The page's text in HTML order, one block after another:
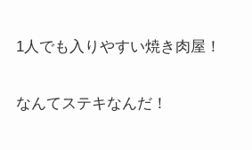
1人でも入りやすい焼き肉屋！
なんてステキなんだ！